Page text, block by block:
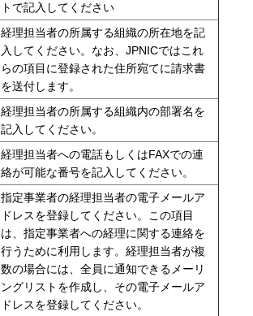
トで記入してください
経理担当者の所属する組織の所在地を記
入してください。なお、JPNICではこれ
らの項目に登録された住所宛てに請求書
を送付します。
経理担当者の所属する組織内の部署名を
記入してください。
経理担当者への電話もしくはFAXでの連
絡が可能な番号を記入してください。
指定事業者の経理担当者の電子メールア
ドレスを登録してください。この項目
は、指定事業者への経理に関する連絡を
行うために利用します。経理担当者が複
数の場合には、全員に通知できるメーリ
ングリストを作成し、その電子メールア
ドレスを登録してください。